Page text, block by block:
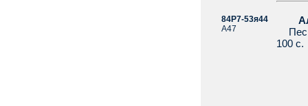
84Р7-53я44
А47
100 с.